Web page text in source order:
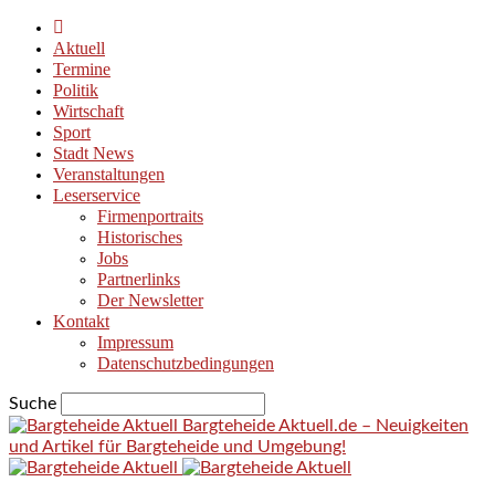
Aktuell
Termine
Politik
Wirtschaft
Sport
Stadt News
Veranstaltungen
Leserservice
Firmenportraits
Historisches
Jobs
Partnerlinks
Der Newsletter
Kontakt
Impressum
Datenschutzbedingungen
Suche
Bargteheide Aktuell.de – Neuigkeiten
und Artikel für Bargteheide und Umgebung!